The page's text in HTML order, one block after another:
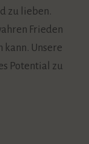
zu lieben.
Frieden
kann. Unsere
Potential zu